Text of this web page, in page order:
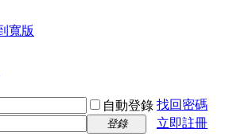
寬版
自動登錄 找回密碼
登錄
立即註冊